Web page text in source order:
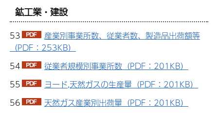
鉱工業・建設
53
産業別事業所数、従業者数、製造品出荷額等
（PDF：253KB）
54
従業者規模別事業所数（PDF：201KB）
55
ヨード,天然ガスの生産量（PDF：201KB）
56
天然ガス産業別出荷量（PDF：201KB）